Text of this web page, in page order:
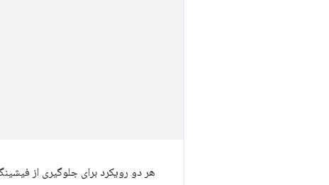
هر دو رویکرد برای جلوگیری از